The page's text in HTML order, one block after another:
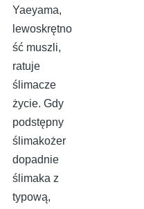
Yaeyama,
lewoskrętno
ść muszli,
ratuje
ślimacze
życie. Gdy
podstępny
ślimakożer
dopadnie
ślimaka z
typową,